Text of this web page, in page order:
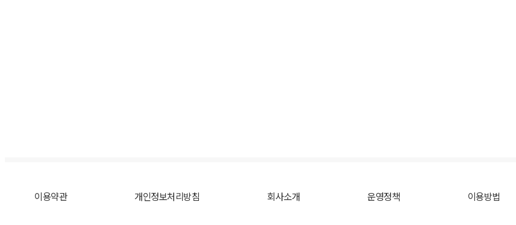
이용약관 개인정보처리방침 회사소개 운영정책 이용방법